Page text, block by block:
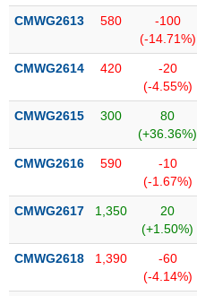
biệt
được
quỹ
mục
ETF
Cổ
chi
tiết
CMWG2613 580
-100
(-14.71%)
CMWG2614 420
-20
(-4.55%)
CMWG2615 300
80
(+36.36%)
CMWG2616 590
-10
(-1.67%)
CMWG2617 1,350
20
(+1.50%)
CMWG2618 1,390
-60
(-4.14%)
ĐẦU
TƯ
DỮ
MỚI
Ngành
(-)